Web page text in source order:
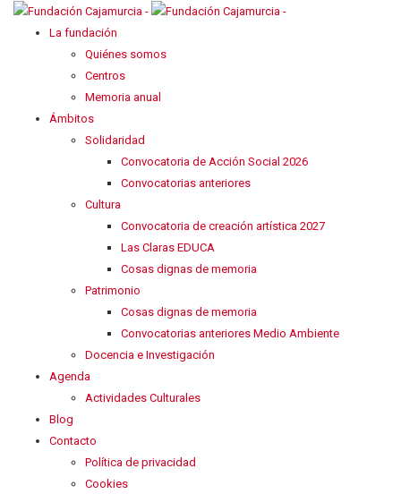
La fundación
Quiénes somos
Centros
Memoria anual
Ámbitos
Solidaridad
Convocatoria de Acción Social 2026
Convocatorias anteriores
Cultura
Convocatoria de creación artística 2027
Las Claras EDUCA
Cosas dignas de memoria
Patrimonio
Cosas dignas de memoria
Convocatorias anteriores Medio Ambiente
Docencia e Investigación
Agenda
Actividades Culturales
Blog
Contacto
Política de privacidad
Cookies